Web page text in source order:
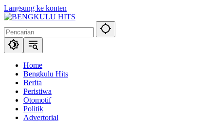
Langsung ke konten
Home
Bengkulu Hits
Berita
Peristiwa
Otomotif
Politik
Advertorial